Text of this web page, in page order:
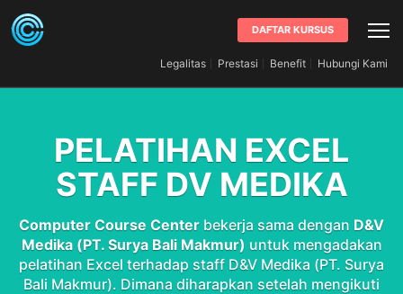
DAFTAR KURSUS
Legalitas Prestasi Benefit Hubungi Kami
PELATIHAN EXCEL
STAFF DV MEDIKA
Computer Course Center bekerja sama dengan D&V
Medika (PT. Surya Bali Makmur) untuk mengadakan
pelatihan Excel terhadap staff D&V Medika (PT. Surya
Bali Makmur). Dimana diharapkan setelah mengikuti